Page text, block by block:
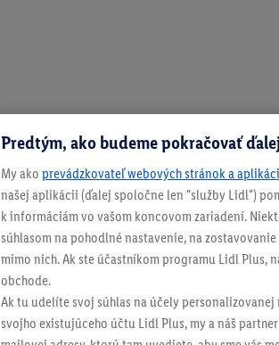
Predtým, ako budeme pokračovať
My ako prevádzkovateľ webových stránok a
našej aplikácii (ďalej spoločne len "služby Lidl")
k informáciám vo vašom koncovom zariadení.
súhlasom na pohodlné nastavenie, na
mimo nich. Ak ste účastníkom programu Lidl Plus,
obchode.
Ak tu udelíte svoj súhlas na účely
svojho existujúceho účtu Lidl Plus, my a náš